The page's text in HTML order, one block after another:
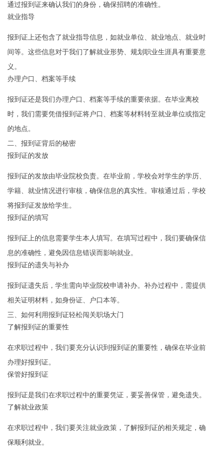
通过报到证来确认我们的身份，确保招聘的准确性。
就业指导
报到证上还包含了就业指导信息，如就业单位、就业地点、就业时
间等。这些信息对于我们了解就业形势、规划职业生涯具有重要意
义。
办理户口、档案等手续
报到证还是我们办理户口、档案等手续的重要依据。在毕业离校
时，我们需要凭借报到证将户口、档案等材料转至就业单位或指定
的地点。
二、报到证背后的秘密
报到证的发放
报到证的发放由毕业院校负责。在毕业前，学校会对学生的学历、
学籍、就业情况进行审核，确保信息的真实性。审核通过后，学校
将报到证发放给学生。
报到证的填写
报到证上的信息需要学生本人填写。在填写过程中，我们要确保信
息的准确性，避免因信息错误而影响就业。
报到证的遗失与补办
报到证遗失后，学生需向毕业院校申请补办。补办过程中，需提供
相关证明材料，如身份证、户口本等。
三、如何利用报到证轻松闯关职场大门
了解报到证的重要性
在求职过程中，我们要充分认识到报到证的重要性，确保在毕业前
办理好报到证。
保管好报到证
报到证是我们在求职过程中的重要凭证，要妥善保管，避免遗失。
了解就业政策
在求职过程中，我们要关注就业政策，了解报到证的相关规定，确
保顺利就业。